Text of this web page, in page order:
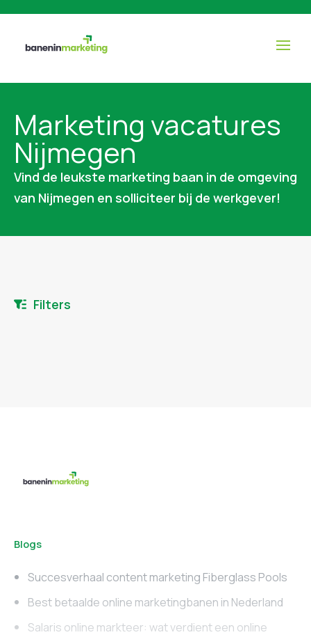
Marketing vacatures
Nijmegen
Vind de leukste marketing baan in de omgeving
van Nijmegen en solliciteer bij de werkgever!
Filters
Blogs
Succesverhaal content marketing Fiberglass Pools
Best betaalde online marketingbanen in Nederland
Salaris online markteer: wat verdient een online